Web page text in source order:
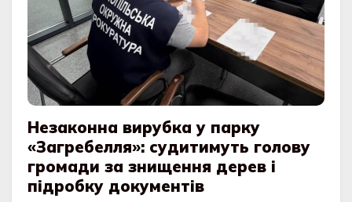
Незаконна вирубка у парку
«Загребелля»: судитимуть голову
громади за знищення дерев і
підробку документів